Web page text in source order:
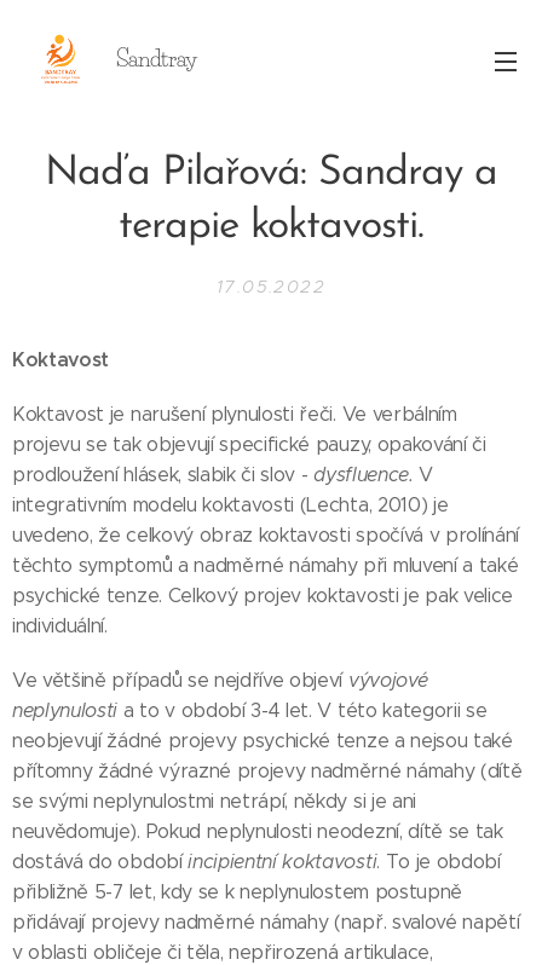
Sandtray
Naďa Pilařová: Sandray a
terapie koktavosti.
17.05.2022
Koktavost
Koktavost je narušení plynulosti řeči. Ve verbálním
projevu se tak objevují specifické pauzy, opakování či
prodloužení hlásek, slabik či slov -dysfluence.V
integrativním modelu koktavosti (Lechta, 2010) je
uvedeno, že celkový obraz koktavosti spočívá v prolínání
těchto symptomů a nadměrné námahy při mluvení a také
psychické tenze. Celkový projev koktavosti je pak velice
individuální.
Ve většině případů se nejdříve objeví vývojové
neplynulosti a to v období 3-4 let. V této kategorii se
neobjevují žádné projevy psychické tenze a nejsou také
přítomny žádné výrazné projevy nadměrné námahy (dítě
se svými neplynulostmi netrápí, někdy si je ani
neuvědomuje). Pokud neplynulosti neodezní, dítě se tak
dostává do obdobíincipientní koktavosti. To je období
přibližně 5-7 let, kdy se k neplynulostem postupně
přidávají projevy nadměrné námahy (např. svalové napětí
v oblasti obličeje či těla, nepřirozená artikulace,